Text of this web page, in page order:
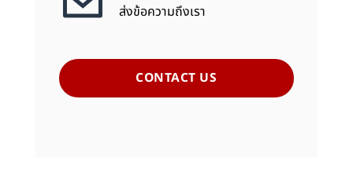
ส่งข้อความถึงเรา
CONTACT US